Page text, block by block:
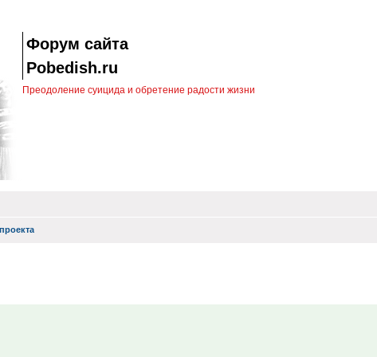
Форум сайта
Pobedish.ru
Преодоление суицида и обретение радости жизни